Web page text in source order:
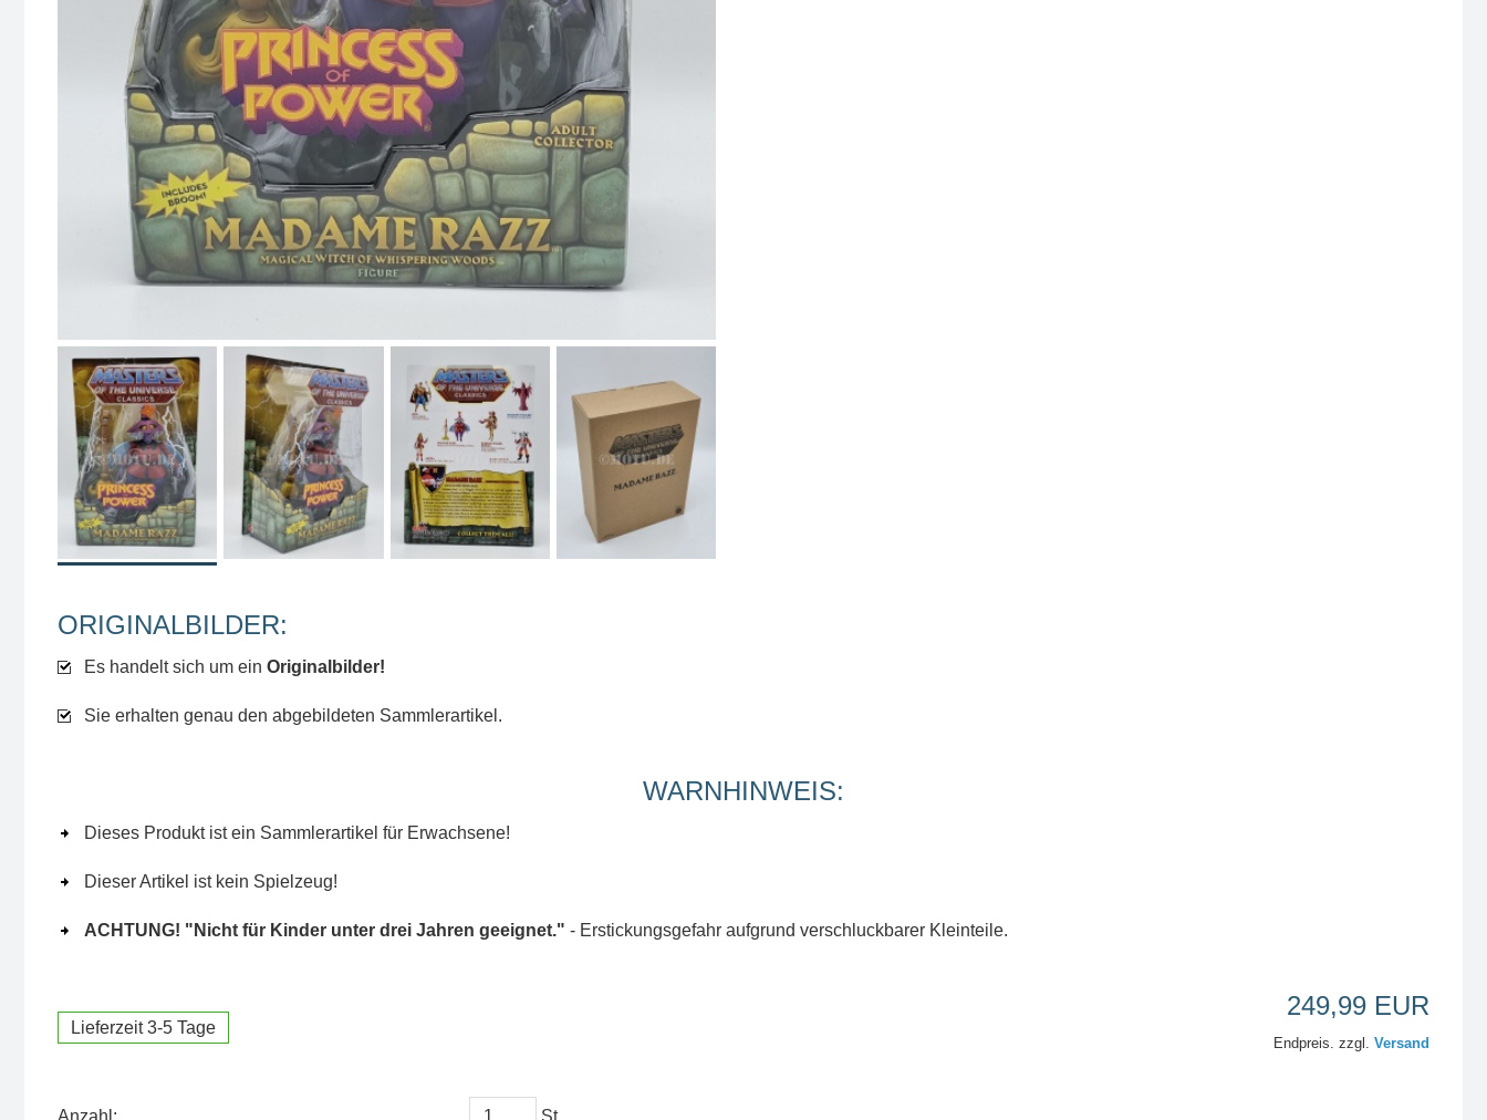
ORIGINALBILDER:
Es handelt sich um ein Originalbilder!
Sie erhalten genau den abgebildeten Sammlerartikel.
WARNHINWEIS:
Dieses Produkt ist ein Sammlerartikel für Erwachsene!
Dieser Artikel ist kein Spielzeug!
ACHTUNG! "Nicht für Kinder unter drei Jahren geeignet." - Erstickungsgefahr aufgrund verschluckbarer Kleinteile.
Lieferzeit 3-5 Tage
249,99 EUR
Endpreis. zzgl. Versand
Anzahl: St